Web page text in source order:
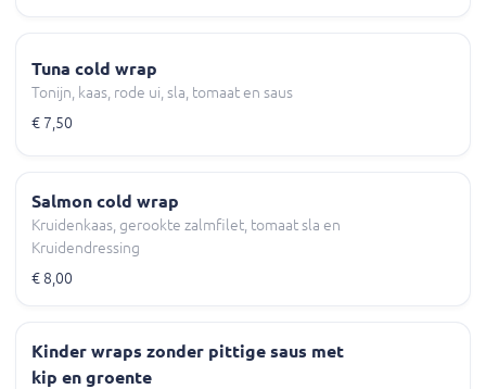
Tuna cold wrap
Tonijn, kaas, rode ui, sla, tomaat en saus
€ 7,50
Salmon cold wrap
Kruidenkaas, gerookte zalmfilet, tomaat sla en
Kruidendressing
€ 8,00
Kinder wraps zonder pittige saus met
kip en groente